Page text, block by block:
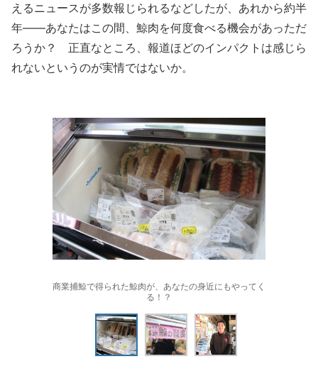
えるニュースが多数報じられるなどしたが、あれから約半
年――あなたはこの間、鯨肉を何度食べる機会があっただ
ろうか？ 正直なところ、報道ほどのインパクトは感じら
れないというのが実情ではないか。
商業捕鯨で得られた鯨肉が、あなたの身近にもやってく
る！？